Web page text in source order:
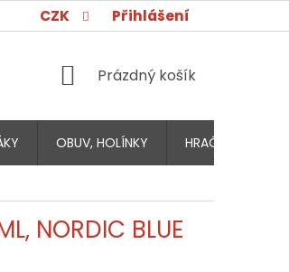
CZK Přihlášení
NÁKUPNÍ
Prázdný košík
OBUV, HOLÍNKY HRAČKY PRO
NORDIC BLUE